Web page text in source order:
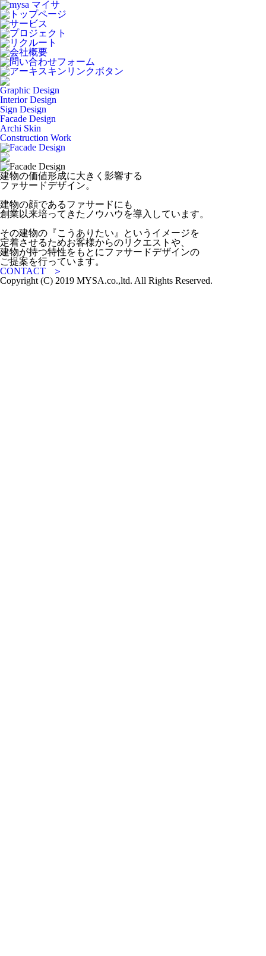
Graphic Design
Interior Design
Sign Design
Facade Design
Archi Skin
Construction Work
建物の価値形成に大きく影響する
ファサードデザイン。
建物の顔であるファサードにも
創業以来培ってきたノウハウを導入しています。
その建物の『こうありたい』というイメージを
定着させるためお客様からのリクエストや、
建物が持つ特性をもとにファサードデザインの
ご提案を行っています。
CONTACT ＞
Copyright (C) 2019 MYSA.co.,ltd. All Rights Reserved.